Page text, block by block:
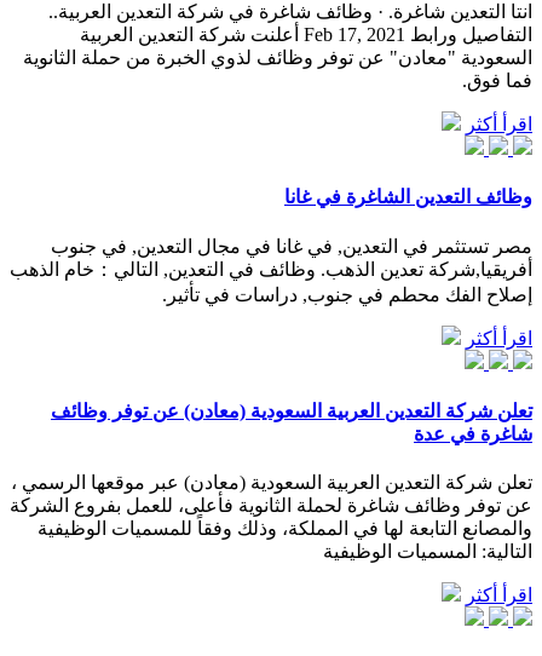
انتا التعدين شاغرة. · وظائف شاغرة في شركة التعدين العربية..
التفاصيل ورابط Feb 17, 2021 أعلنت شركة التعدين العربية
السعودية "معادن" عن توفر وظائف لذوي الخبرة من حملة الثانوية
فما فوق.
اقرأ أكثر
وظائف التعدين الشاغرة في غانا
مصر تستثمر في التعدين, في غانا في مجال التعدين, في جنوب
أفريقيا,شركة تعدين الذهب. وظائف في التعدين, التالي：خام الذهب
إصلاح الفك محطم في جنوب, دراسات في تأثير.
اقرأ أكثر
تعلن شركة التعدين العربية السعودية (معادن) عن توفر وظائف
شاغرة في عدة
تعلن شركة التعدين العربية السعودية (معادن) عبر موقعها الرسمي ،
عن توفر وظائف شاغرة لحملة الثانوية فأعلى، للعمل بفروع الشركة
والمصانع التابعة لها في المملكة، وذلك وفقاً للمسميات الوظيفية
التالية: المسميات الوظيفية
اقرأ أكثر